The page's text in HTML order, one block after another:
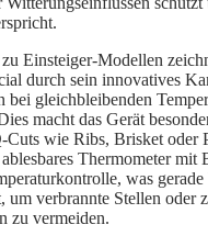
Einsteiger-Modellen
durch sein innovatives
bei gleichbleibenden
macht das Gerät
Cuts wie Ribs, Brisket oder
Thermometer mit
was
um verbrannte Stellen oder
zu vermeiden.